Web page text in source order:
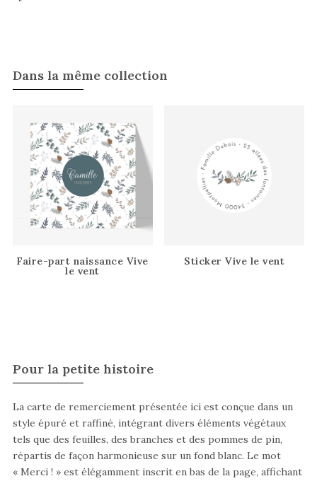
Dans la même collection
Faire-part naissance Vive
le vent
Sticker Vive le vent
Pour la petite histoire
La carte de remerciement présentée ici est conçue dans un
style épuré et raffiné, intégrant divers éléments végétaux
tels que des feuilles, des branches et des pommes de pin,
répartis de façon harmonieuse sur un fond blanc. Le mot
« Merci ! » est élégamment inscrit en bas de la page, affichant